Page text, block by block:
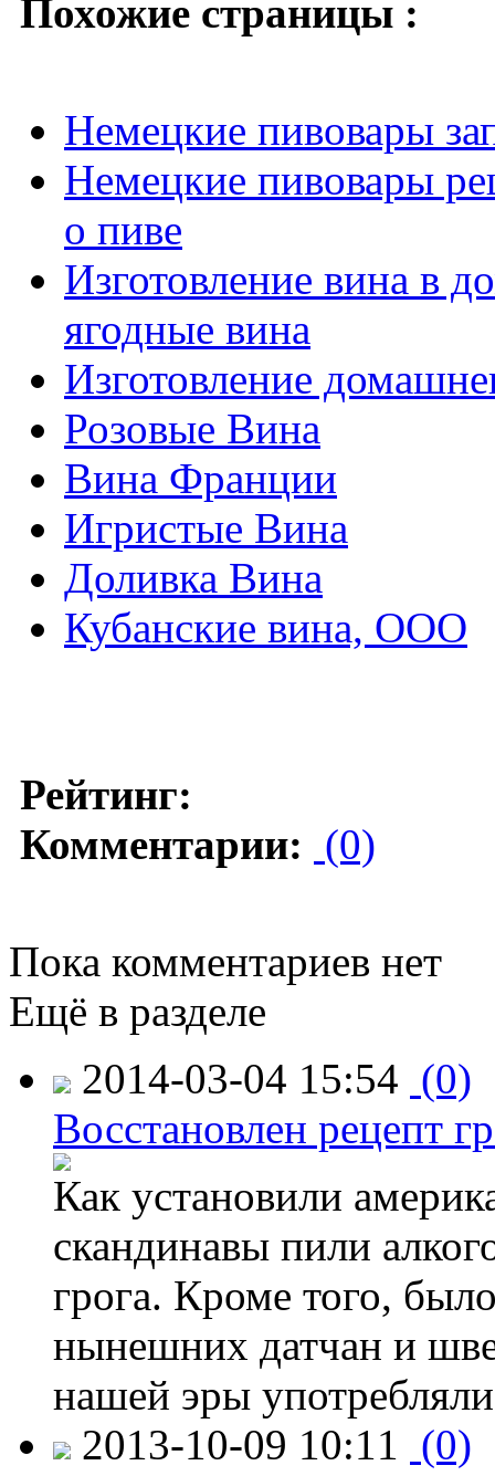
Похожие страницы :
Немецкие пивовары
Немецкие пивовары
о пиве
Изготовление вина в
ягодные вина
Изготовление
Розовые Вина
Вина Франции
Игристые Вина
Доливка Вина
Кубанские вина, ООО
Рейтинг:
Комментарии: (0)
Пока комментариев нет
Ещё в разделе
2014-03-04 15:54 (0)
Восстановлен рецепт
Как установили
скандинавы пили
грога. Кроме того,
нынешних датчан и
нашей эры
2013-10-09 10:11 (0)